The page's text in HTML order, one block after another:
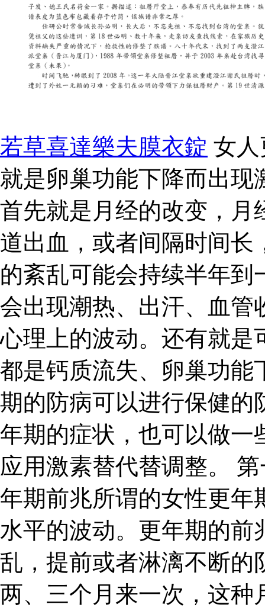
若草喜達樂夫膜衣錠 女
就是卵巢功能下降而出现
首先就是月经的改变，月
道出血，或者间隔时间长
的紊乱可能会持续半年
会出现潮热、出汗、血管
心理上的波动。还有就是
都是钙质流失、卵巢功能
期的防病可以进行保健的
年期的症状，也可以做一
应用激素替代替调整。
年期前兆所谓的女性更年
水平的波动。更年期的
乱，提前或者淋漓不断的
两、三个月来一次，这种